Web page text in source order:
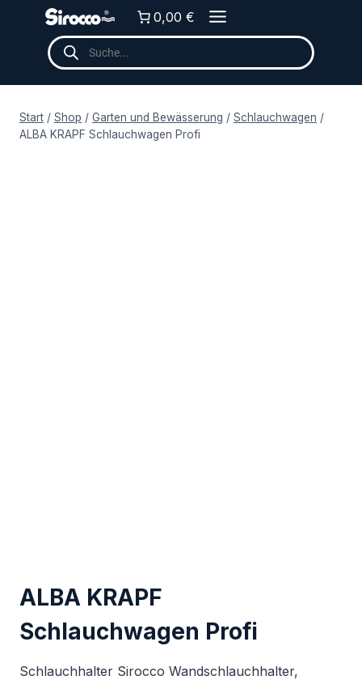
springen
0,00 €
Products
search
Start / Shop / Garten und Bewässerung / Schlauchwagen /
ALBA KRAPF Schlauchwagen Profi
ALBA KRAPF
Schlauchwagen Profi
Schlauchhalter Sirocco Wandschlauchhalter,